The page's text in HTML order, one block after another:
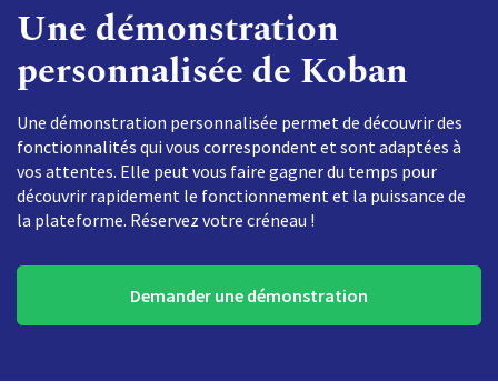
Une démonstration
personnalisée de Koban
Une démonstration personnalisée permet de découvrir des
fonctionnalités qui vous correspondent et sont adaptées à
vos attentes. Elle peut vous faire gagner du temps pour
découvrir rapidement le fonctionnement et la puissance de
la plateforme. Réservez votre créneau !
Demander une démonstration